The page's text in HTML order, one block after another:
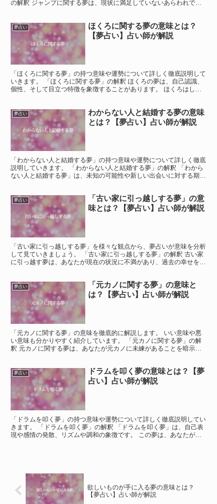
の解釈 ジャンプに関する夢は、現状に満足していないあらわれで
夢占い
ほくろに関する夢の意味とは？
【夢占い】占い師が解説
「ほくろに関する夢」の持つ意味や運勢について詳しく徹底説明して
いきます。 「ほくろに関する夢」の解釈 ほくろの夢は、自己認識、
個性、そして目立つ特徴を象徴することがあります。 ほくろはしば
夢占い
わからない人と結婚する夢の意味
とは？【夢占い】占い師が解説
「わからない人と結婚する夢」の持つ意味や運勢について詳しく徹底
説明していきます。 「わからない人と結婚する夢」の解釈 「わから
ない人と結婚する夢」は、未知の可能性や新しい出会いに対する期待
夢占い
「古い家に引っ越しする夢」の意
味とは？【夢占い】占い師が解説
「古い家に引っ越しする夢」を様々な観点から、夢占いが意味を分析
して見ていきましょう。 「古い家に引っ越しする夢」の解釈 古い家
に引っ越す夢は、あなたが現在の状況に不満があり、過去の幸せを思
夢占い
「元カノに関する夢」の意味と
は？【夢占い】占い師が解説
「元カノに関する夢」の意味を徹底的に解説します。 いい意味や悪
い意味も分かりやすく紹介しています。 「元カノに関する夢」の解
釈 元カノに関する夢は、あなたが元カノに未練があることを暗示し
夢占い
ドラムを叩く夢の意味とは？【夢
占い】占い師が解説
「ドラムを叩く夢」の持つ意味や運勢について詳しく徹底説明してい
きます。 「ドラムを叩く夢」の解釈 「ドラムを叩く夢」は、自己表
現や感情の発散、リズムや調和の象徴です。 この夢は、あなたが感
欲しいものが手に入る夢の意味とは？
【夢占い】占い師が解説